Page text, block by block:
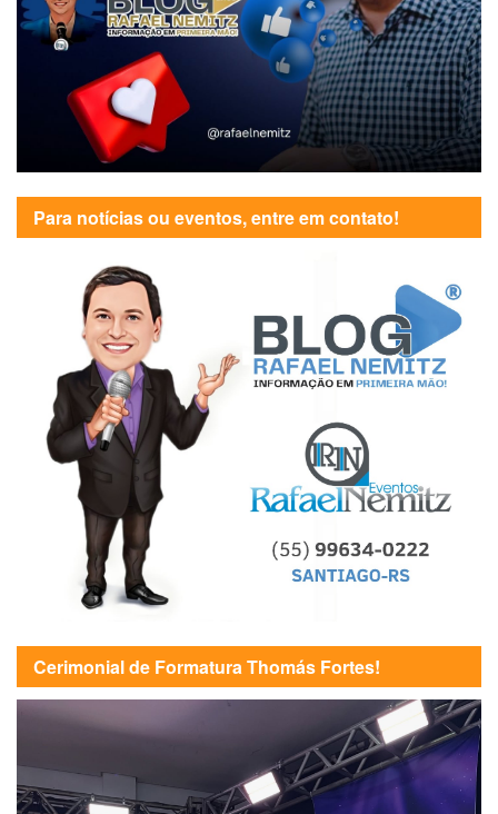
Para notícias ou eventos, entre em contato!
Cerimonial de Formatura Thomás Fortes!